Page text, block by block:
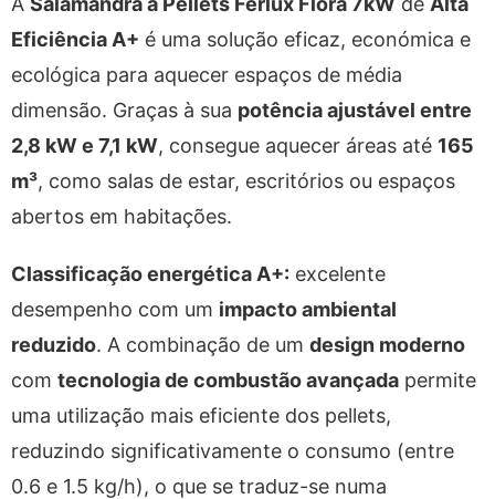
Eficiência A+ é uma solução eficaz, económica e
ecológica para aquecer espaços de média
dimensão. Graças à sua potência ajustável entre
2,8 kW e 7,1 kW, consegue aquecer áreas até 165
m³, como salas de estar, escritórios ou espaços
abertos em habitações.
Classificação energética A+: excelente
desempenho com um impacto ambiental
reduzido. A combinação de um design moderno
com tecnologia de combustão avançada permite
uma utilização mais eficiente dos pellets,
reduzindo significativamente o consumo (entre
0.6 e 1.5 kg/h), o que se traduz-se numa